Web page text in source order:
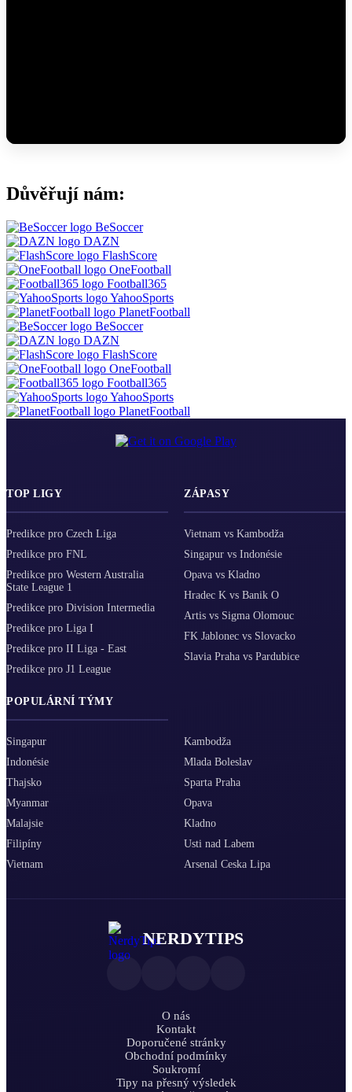
Důvěřují nám:
BeSoccer
DAZN
FlashScore
OneFootball
Football365
YahooSports
PlanetFootball
BeSoccer
DAZN
FlashScore
OneFootball
Football365
YahooSports
PlanetFootball
TOP LIGY
Predikce pro Czech Liga
Predikce pro FNL
Predikce pro Western Australia
State League 1
Predikce pro Division Intermedia
Predikce pro Liga I
Predikce pro II Liga - East
Predikce pro J1 League
ZÁPASY
Vietnam vs Kambodža
Singapur vs Indonésie
Opava vs Kladno
Hradec K vs Banik O
Artis vs Sigma Olomouc
FK Jablonec vs Slovacko
Slavia Praha vs Pardubice
POPULÁRNÍ TÝMY
Singapur
Indonésie
Thajsko
Myanmar
Malajsie
Filipíny
Vietnam
Kambodža
Mlada Boleslav
Sparta Praha
Opava
Kladno
Usti nad Labem
Arsenal Ceska Lipa
NERDYTIPS
O nás
Kontakt
Doporučené stránky
Obchodní podmínky
Soukromí
Tipy na přesný výsledek